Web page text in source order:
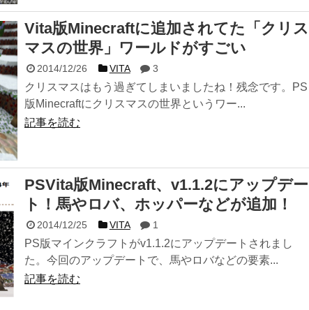
Vita版Minecraftに追加されてた「クリス
マスの世界」ワールドがすごい
2014/12/26 VITA 3
クリスマスはもう過ぎてしまいましたね！残念です。PS
版Minecraftにクリスマスの世界というワー...
記事を読む
PSVita版Minecraft、v1.1.2にアップデー
ト！馬やロバ、ホッパーなどが追加！
2014/12/25 VITA 1
PS版マインクラフトがv1.1.2にアップデートされまし
た。今回のアップデートで、馬やロバなどの要素...
記事を読む